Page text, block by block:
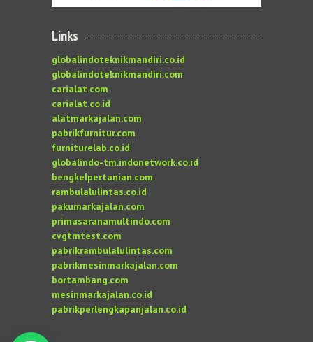
Links
globalindoteknikmandiri.co.id
globalindoteknikmandiri.com
carialat.com
carialat.co.id
alatmarkajalan.com
pabrikfurnitur.com
furniturelab.co.id
globalindo-tm.indonetwork.co.id
bengkelpertanian.com
rambulalulintas.co.id
pakumarkajalan.com
primasaranamultindo.com
cvgtmtest.com
pabrikrambulalulintas.com
pabrikmesinmarkajalan.com
bortambang.com
mesinmarkajalan.co.id
pabrikperlengkapanjalan.co.id